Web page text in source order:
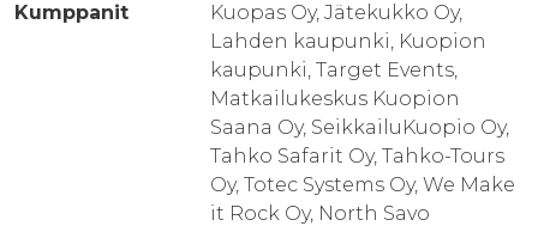
Kumppanit
Kuopas Oy, Jätekukko Oy,
Lahden kaupunki, Kuopion
kaupunki, Target Events,
Matkailukeskus Kuopion
Saana Oy, SeikkailuKuopio Oy,
Tahko Safarit Oy, Tahko-Tours
Oy, Totec Systems Oy, We Make
it Rock Oy, North Savo